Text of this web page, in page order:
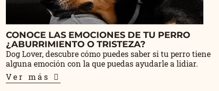
CONOCE LAS EMOCIONES DE TU PERRO
¿ABURRIMIENTO O TRISTEZA?
Dog Lover, descubre cómo puedes saber si tu perro tiene
alguna emoción con la que puedas ayudarle a lidiar.
Ver más